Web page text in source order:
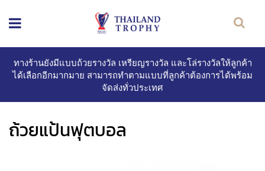
ทางร้านยังมีแบบถ้วยรางวัล เหรียญรางวัล และโล่รางวัลให้ลูกค้า
ได้เลือกอีกมากมาย สามารถทำตามแบบที่ลูกค้าต้องการได้พร้อม
จัดส่งทั่วประเทศ
ถ้วยแป้นฟุตบอล